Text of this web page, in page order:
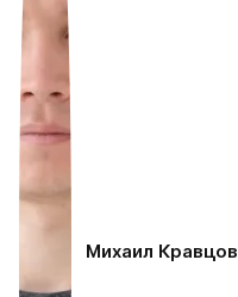
Михаил Кравцов